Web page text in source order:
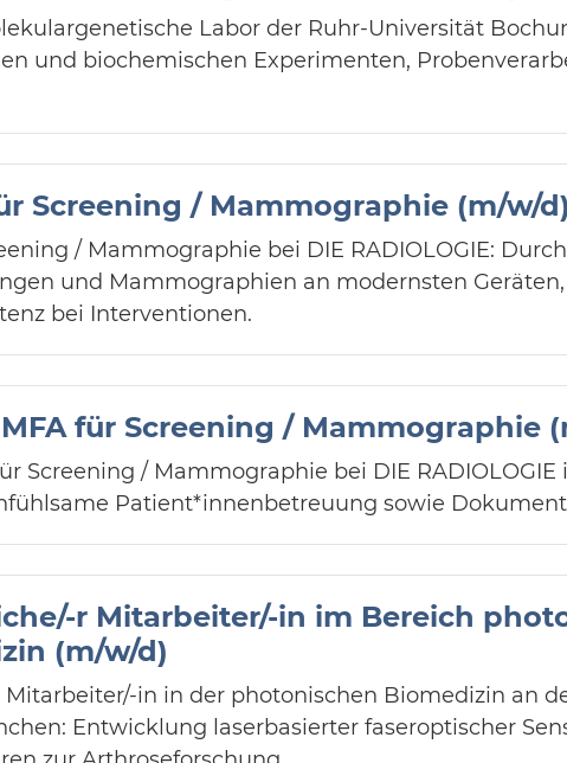
Labor der Ruhr-Universität
und biochemischen Experimenten,
Screening / Mammographie (m/w/d)
/ Mammographie bei DIE RADIOLOGIE:
und Mammographien an modernsten
bei Interventionen.
MFA für Screening / Mammographie
Screening / Mammographie bei DIE
Patient*innenbetreuung sowie
r Mitarbeiter/-in im Bereich
(m/w/d)
in in der photonischen Biomedizin an
Entwicklung laserbasierter faseroptischer